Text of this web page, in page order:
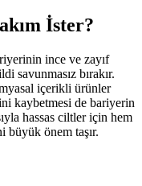
İster?
ince ve zayıf
savunmasız bırakır.
içerikli ürünler
kaybetmesi de bariyerin
hassas ciltler için hem
büyük önem taşır.